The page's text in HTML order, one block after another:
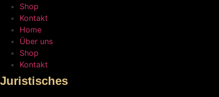
Shop
Kontakt
Home
Über uns
Shop
Kontakt
Juristisches